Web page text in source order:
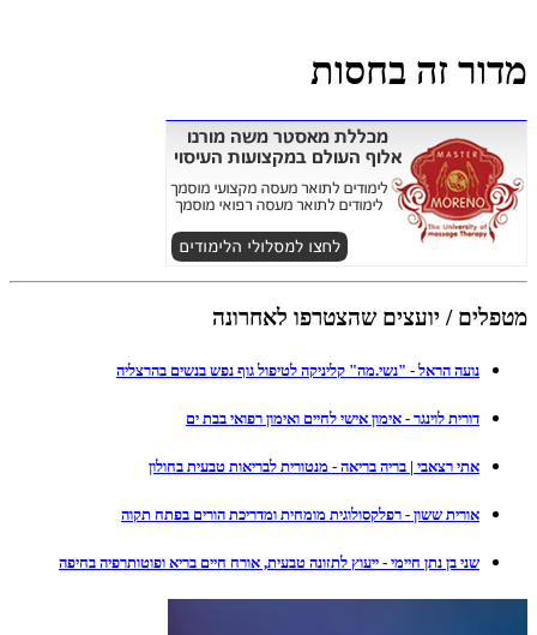
מדור זה בחסות
מטפלים / יועצים שהצטרפו לאחרונה
נועה הראל - "נשי.מה" קליניקה לטיפול גוף נפש בנשים בהרצליה
דורית לוינגר - אימון אישי לחיים ואימון רפואי בבת ים
אתי רצאבי | בריה בריאה - מנטורית לבריאות טבעית בחולון
אורית ששון - רפלקסולוגית מומחית ומדריכת הורים בפתח תקוה
שני בן נתן חיימי - ייעוץ לתזונה טבעית, אורח חיים בריא ופוטותרפיה בחיפה